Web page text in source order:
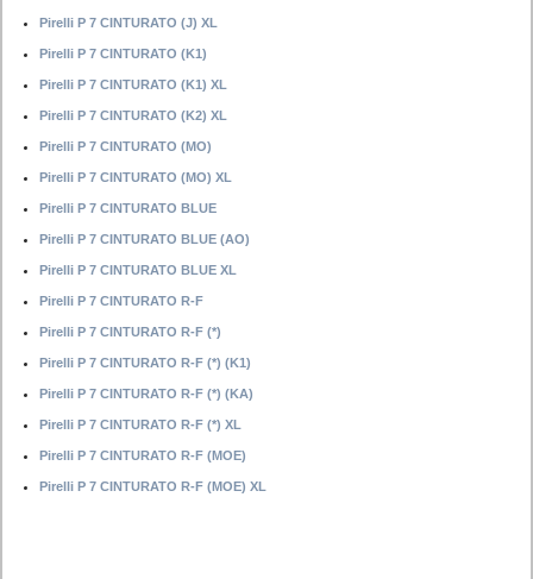
Pirelli P 7 CINTURATO (J) XL
Pirelli P 7 CINTURATO (K1)
Pirelli P 7 CINTURATO (K1) XL
Pirelli P 7 CINTURATO (K2) XL
Pirelli P 7 CINTURATO (MO)
Pirelli P 7 CINTURATO (MO) XL
Pirelli P 7 CINTURATO BLUE
Pirelli P 7 CINTURATO BLUE (AO)
Pirelli P 7 CINTURATO BLUE XL
Pirelli P 7 CINTURATO R-F
Pirelli P 7 CINTURATO R-F (*)
Pirelli P 7 CINTURATO R-F (*) (K1)
Pirelli P 7 CINTURATO R-F (*) (KA)
Pirelli P 7 CINTURATO R-F (*) XL
Pirelli P 7 CINTURATO R-F (MOE)
Pirelli P 7 CINTURATO R-F (MOE) XL